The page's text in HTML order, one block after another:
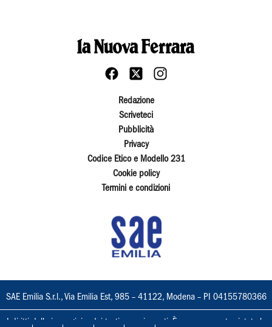
Redazione
Scriveteci
Pubblicità
Privacy
Codice Etico e Modello 231
Cookie policy
Termini e condizioni
SAE Emilia S.r.l., Via Emilia Est, 985 – 41122, Modena – PI 04155780366
I diritti delle immagini e dei testi sono riservati. È espressamente vietata la